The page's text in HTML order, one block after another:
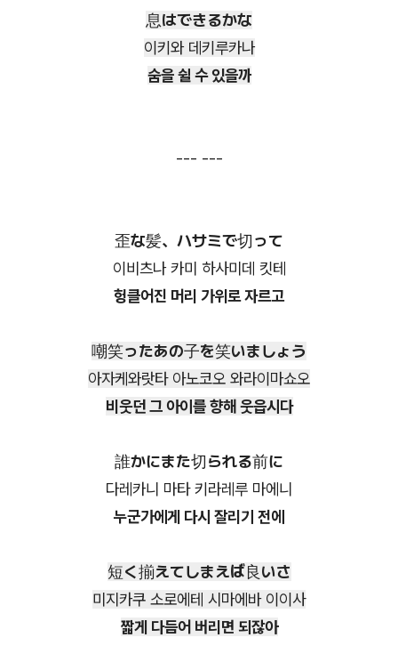
息はできるかな
이키와 데키루카나
숨을 쉴 수 있을까
--- ---
歪な髪、ハサミで切って
이비츠나 카미 하사미데 킷테
헝클어진 머리 가위로 자르고
嘲笑ったあの子を笑いましょう
아자케와랏타 아노코오 와라이마쇼오
비웃던 그 아이를 향해 웃읍시다
誰かにまた切られる前に
다레카니 마타 키라레루 마에니
누군가에게 다시 잘리기 전에
短く揃えてしまえば良いさ
미지카쿠 소로에테 시마에바 이이사
짧게 다듬어 버리면 되잖아